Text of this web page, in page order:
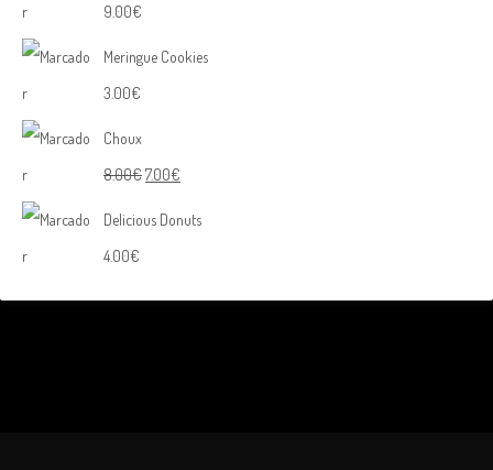
9.00€
Meringue Cookies
3.00€
Choux
8.00€7.00€
Delicious Donuts
4.00€